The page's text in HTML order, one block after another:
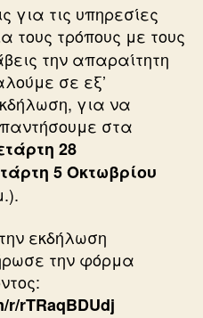
για τις υπηρεσίες
τους τρόπους με τους
την απαραίτητη
σε εξ’
για να
στα
28
5 Οκτωβρίου
εκδήλωση
την φόρμα
rTRaqBDUdj